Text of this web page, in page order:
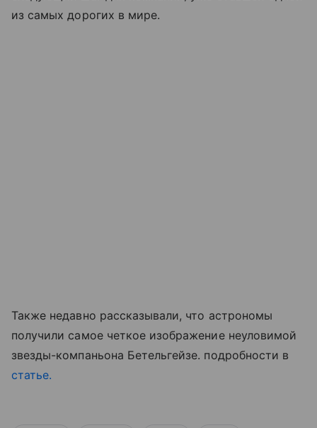
из самых дорогих в мире.
Также недавно рассказывали, что астрономы
получили самое четкое изображение неуловимой
звезды-компаньона Бетельгейзе. подробности в
статье.